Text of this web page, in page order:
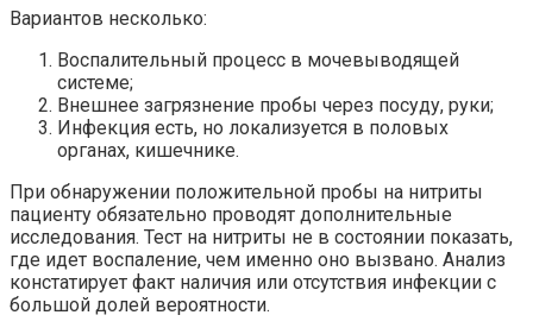
Вариантов несколько:
Воспалительный процесс в мочевыводящей
системе;
Внешнее загрязнение пробы через посуду, руки;
Инфекция есть, но локализуется в половых
органах, кишечнике.
При обнаружении положительной пробы на нитриты
пациенту обязательно проводят дополнительные
исследования. Тест на нитриты не в состоянии показать,
где идет воспаление, чем именно оно вызвано. Анализ
констатирует факт наличия или отсутствия инфекции с
большой долей вероятности.